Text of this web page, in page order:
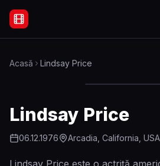
Filme Online Subtitrate - Acasă
Acasă Lindsay Price
Lindsay Price
06.12.1976 Arcadia, California, USA
Lindsay Price este o actriță